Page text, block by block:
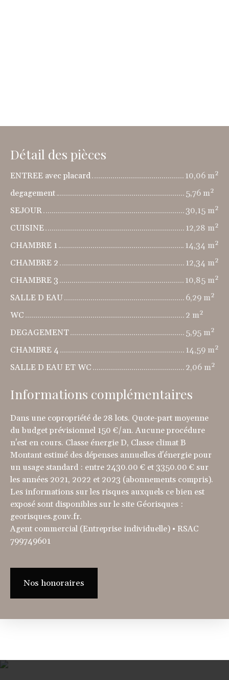
Détail des pièces
ENTREE avec placard
10,06 m²
degagement
5,76 m²
SEJOUR
30,15 m²
CUISINE
12,28 m²
CHAMBRE 1
14,34 m²
CHAMBRE 2
12,34 m²
CHAMBRE 3
10,85 m²
SALLE D EAU
6,29 m²
WC
2 m²
DEGAGEMENT
5,95 m²
CHAMBRE 4
14,59 m²
SALLE D EAU ET WC
2,06 m²
Informations complémentaires
Dans une copropriété de 28 lots. Quote-part moyenne
du budget prévisionnel 150 €/an. Aucune procédure
n'est en cours. Classe énergie D, Classe climat B
Montant estimé des dépenses annuelles d'énergie pour
un usage standard : entre 2430.00 € et 3350.00 € sur
les années 2021, 2022 et 2023 (abonnements compris).
Les informations sur les risques auxquels ce bien est
exposé sont disponibles sur le site Géorisques :
georisques.gouv.fr.
Agent commercial (Entreprise individuelle) • RSAC
799749601
Nos honoraires